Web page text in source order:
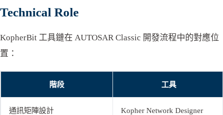
Technical Role
KopherBit 工具鏈在 AUTOSAR Classic 開發流程中的對應位
置：
階段 工具
通訊矩陣設計 Kopher Network Designer